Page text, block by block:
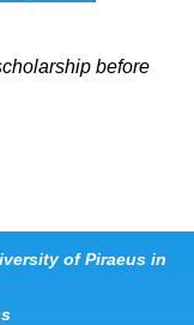
before
of Piraeus in